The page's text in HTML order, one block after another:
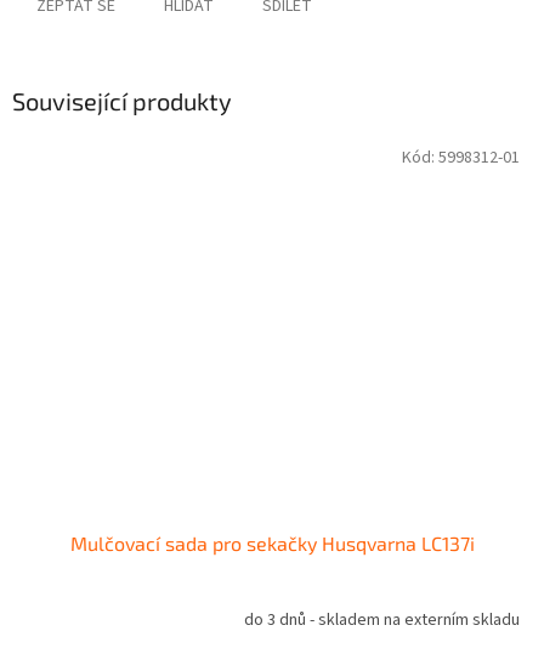
ZEPTAT SE HLÍDAT SDÍLET
Související produkty
Mulčovací sada pro sekačky Husqvarna LC137i
do 3 dnů - skladem na externím skladu
Kód: 5998312-01